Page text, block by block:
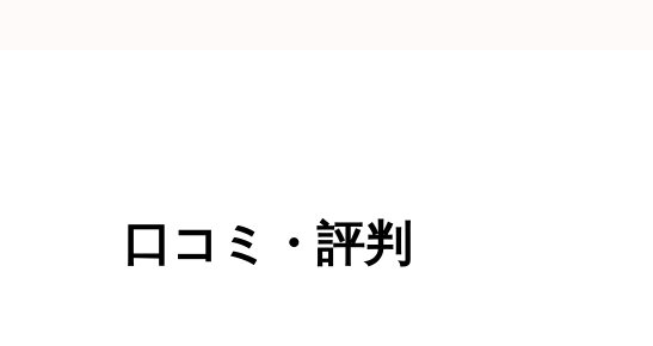
口コミ・評判